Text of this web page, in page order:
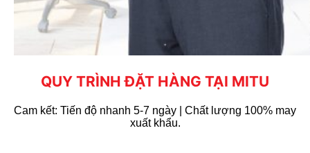
sáng.
QUY TRÌNH ĐẶT HÀNG TẠI MITU
Cam kết: Tiến độ nhanh 5-7 ngày | Chất lượng 100% may
xuất khẩu.